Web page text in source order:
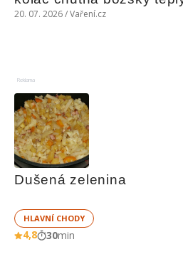
20. 07. 2026 / Vaření.cz
Reklama
Dušená zelenina
HLAVNÍ CHODY
4,8 30min